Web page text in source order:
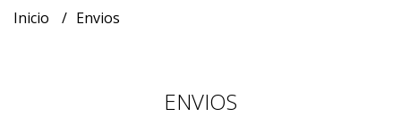
Inicio Envios
ENVIOS